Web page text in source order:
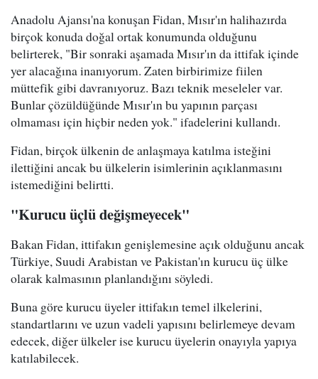
Anadolu Ajansı'na konuşan Fidan, Mısır'ın halihazırda
birçok konuda doğal ortak konumunda olduğunu
belirterek, "Bir sonraki aşamada Mısır'ın da ittifak içinde
yer alacağına inanıyorum. Zaten birbirimize fiilen
müttefik gibi davranıyoruz. Bazı teknik meseleler var.
Bunlar çözüldüğünde Mısır'ın bu yapının parçası
olmaması için hiçbir neden yok." ifadelerini kullandı.
Fidan, birçok ülkenin de anlaşmaya katılma isteğini
ilettiğini ancak bu ülkelerin isimlerinin açıklanmasını
istemediğini belirtti.
"Kurucu üçlü değişmeyecek"
Bakan Fidan, ittifakın genişlemesine açık olduğunu ancak
Türkiye, Suudi Arabistan ve Pakistan'ın kurucu üç ülke
olarak kalmasının planlandığını söyledi.
Buna göre kurucu üyeler ittifakın temel ilkelerini,
standartlarını ve uzun vadeli yapısını belirlemeye devam
edecek, diğer ülkeler ise kurucu üyelerin onayıyla yapıya
katılabilecek.